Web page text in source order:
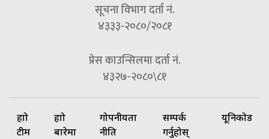
सूचना विभाग दर्ता नं.
४३३३-२०८०/२०८१
प्रेस काउन्सिलमा दर्ता नं.
४३२७-२०८०\८१
हाम्रो
टीम
हाम्रो
बारेमा
गोपनीयता
नीति
सम्पर्क
गर्नुहोस्
यूनिकोड